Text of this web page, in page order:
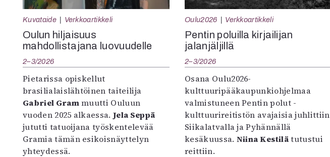
Kuvataide Verkkoartikkeli
Oulun hiljaisuus
mahdollistajana luovuudelle
2–3/2026
Pietarissa opiskellut
brasilialaislähtöinen taiteilija
Gabriel Grammuutti Ouluun
vuoden 2025 alkaessa.Jela Seppä
jututti tatuoijana työskentelevää
Gramia tämän esikoisnäyttelyn
yhteydessä.
Oulu2026 Verkkoartikkeli
Pentin poluilla kirjailijan
jalanjäljillä
2–3/2026
Osana Oulu2026-
kulttuuripääkaupunkiohjelmaa
valmistuneen Pentin polut -
kulttuurireitistön avajaisia juhlittiin
Siikalatvalla ja Pyhännällä
kesäkuussa. Niina Kestilätutustui
reittiin.